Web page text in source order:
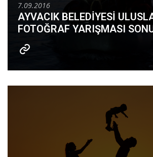
7.09.2016
AYVACIK BELEDİYESİ
FOTOĞRAF YARIŞMASI